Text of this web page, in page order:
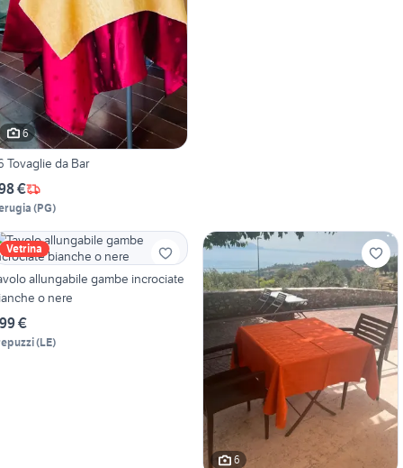
6
Tovaglie da Bar
€
(PG)
Vetrina
allungabile gambe incrociate
o nere
€
(LE)
6